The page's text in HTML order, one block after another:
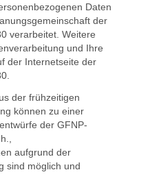
Daten
der
verarbeitet. Weitere
und Ihre
der Internetseite der
der frühzeitigen
können zu einer
der GFNP-
aufgrund der
sind möglich und